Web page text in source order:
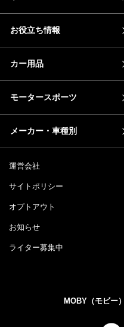
お役立ち情報
カー用品
モータースポーツ
メーカー・車種別
運営会社
サイトポリシー
オプトアウト
お知らせ
ライター募集中
MOBY（モビー